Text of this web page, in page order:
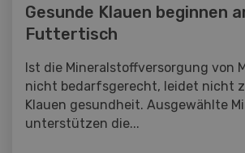
Gesunde Klauen beginnen
Futtertisch
Ist die Mineralstoffversorgung von
nicht bedarfsgerecht, leidet nicht
Klauen gesundheit. Ausgewählte
unterstützen die...